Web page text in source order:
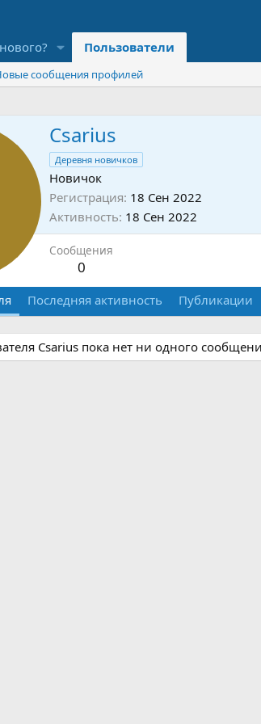
Пользователи
сообщения профилей
Csarius
Деревня новичков
Новичок
Регистрация 18 Сен 2022
Активность 18 Сен 2022
Сообщения
0
Последняя активность Публикации
Csarius пока нет ни одного